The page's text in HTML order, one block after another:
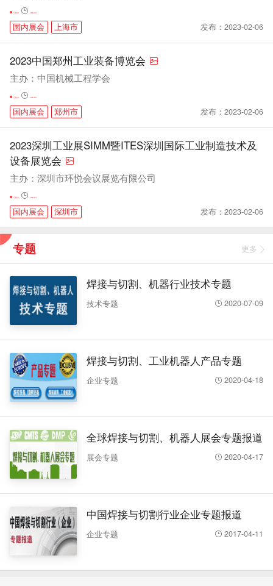
已结束 2023-07-07
国内展会 上海市 发布：2023-02-06
2023中国郑州工业装备博览会
主办：中国机械工程学会
已结束 2023-05-21
国内展会 郑州市 发布：2023-02-06
2023深圳工业展SIMM暨ITES深圳国际工业制造技术及
设备展览会
主办：深圳市环悦会议展览有限公司
已结束 2023-04-01
国内展会 深圳市 发布：2023-02-06
专题 更多
焊接与切割、机器行业技术专题
技术专题 2020-07-09
焊接与切割、工业机器人产品专题
企业专题 2020-04-18
全球焊接与切割、机器人展会专题报道
展会专题 2020-04-17
中国焊接与切割行业企业专题报道
企业专题 2017-04-11